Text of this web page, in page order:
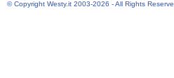
© Copyright Westy.it 2003-2026 - All Rights